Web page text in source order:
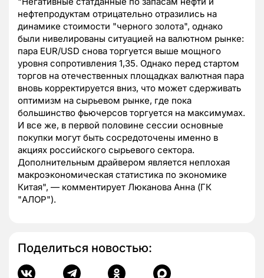
нефтепродуктам отрицательно отразились на
динамике стоимости "черного золота", однако
были нивелированы ситуацией на валютном рынке:
пара EUR/USD снова торгуется выше мощного
уровня сопротивления 1,35. Однако перед стартом
торгов на отечественных площадках валютная пара
вновь корректируется вниз, что может сдерживать
оптимизм на сырьевом рынке, где пока
большинство фьючерсов торгуется на максимумах.
И все же, в первой половине сессии основные
покупки могут быть сосредоточены именно в
акциях российского сырьевого сектора.
Дополнительным драйвером является неплохая
макроэкономическая статистика по экономике
Китая", — комментирует Люканова Анна (ГК
"АЛОР").
Поделиться новостью: